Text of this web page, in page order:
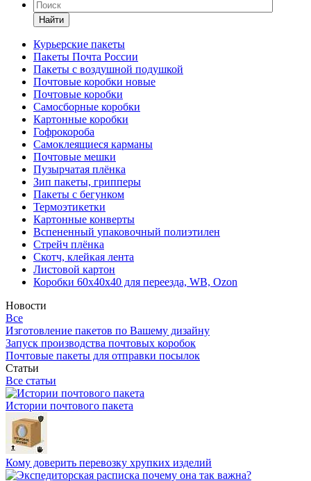
Найти
Курьерские пакеты
Пакеты Почта России
Пакеты с воздушной подушкой
Почтовые коробки новые
Почтовые коробки
Самосборные коробки
Картонные коробки
Гофрокороба
Самоклеящиеся карманы
Почтовые мешки
Пузырчатая плёнка
Зип пакеты, грипперы
Пакеты с бегунком
Термоэтикетки
Картонные конверты
Вспененный упаковочный полиэтилен
Стрейч плёнка
Скотч, клейкая лента
Листовой картон
Коробки 60х40х40 для переезда, WB, Ozon
Новости
Все
Изготовление пакетов по Вашему дизайну
Запуск производства почтовых коробок
Почтовые пакеты для отправки посылок
Статьи
Все статьи
Истории почтового пакета
Кому доверить перевозку хрупких изделий